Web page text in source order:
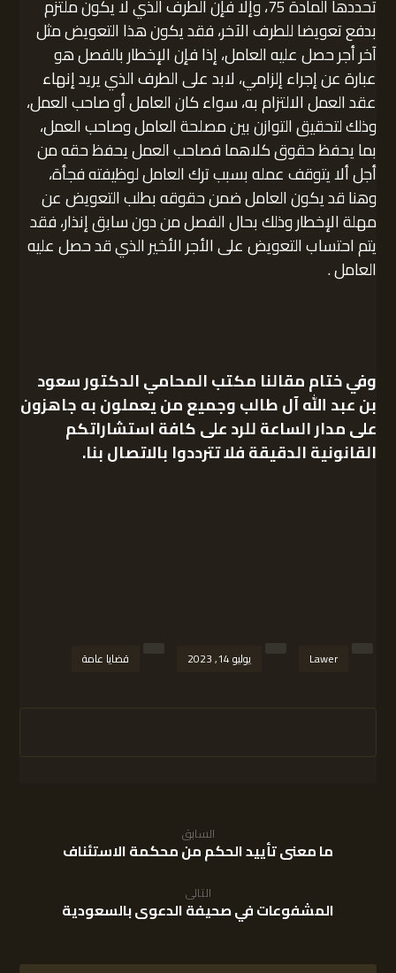
تحددها المادة 75، وإلا فإن الطرف الذي لا يكون ملتزم
بدفع تعويضا للطرف الآخر، فقد يكون هذا التعويض مثل
آخر أجر حصل عليه العامل، إذا فإن الإخطار بالفصل هو
عبارة عن إجراء إلزامي، لابد على الطرف الذي يريد إنهاء
عقد العمل الالتزام به، سواء كان العامل أو صاحب العمل،
وذلك لتحقيق التوازن بين مصلحة العامل وصاحب العمل،
بما يحفظ حقوق كلاهما فصاحب العمل يحفظ حقه من
أجل ألا يتوقف عمله بسبب ترك العامل لوظيفته فجأة،
وهنا قد يكون العامل ضمن حقوقه بطلب التعويض عن
مهلة الإخطار وذلك بحال الفصل من دون سابق إنذار، فقد
يتم احتساب التعويض على الأجر الأخير الذي قد حصل عليه
العامل .
وفي ختام مقالنا مكتب المحامي الدكتور سعود
بن عبد الله آل طالبوجميع من يعملون به جاهزون
على مدار الساعة للرد على كافة استشاراتكم
القانونية الدقيقة فلا تترددوا بالاتصال بنا.
Lawer يوليو 14, 2023 قضايا عامة
السابق
ما معنى تأييد الحكم من محكمة الاستئناف
التالى
المشفوعات في صحيفة الدعوى بالسعودية